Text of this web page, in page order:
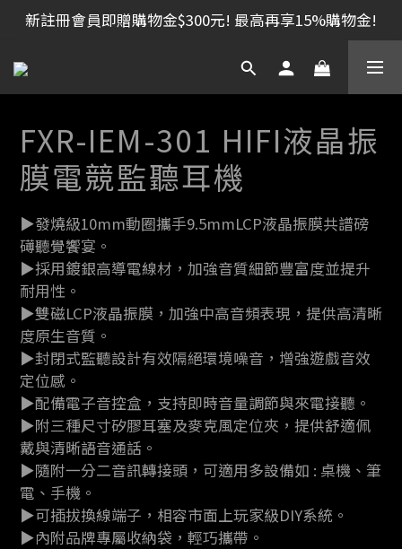
新註冊會員即贈購物金$300元! 最高再享15%購物金!
FXR-IEM-301 HIFI液晶振
膜電競監聽耳機
▶發燒級10mm動圈攜手9.5mmLCP液晶振膜共譜磅
礡聽覺饗宴。
▶採用鍍銀高導電線材，加強音質細節豐富度並提升
耐用性。
▶雙磁LCP液晶振膜，加強中高音頻表現，提供高清晰
度原生音質。
▶封閉式監聽設計有效隔絕環境噪音，增強遊戲音效
定位感。
▶配備電子音控盒，支持即時音量調節與來電接聽。
▶附三種尺寸矽膠耳塞及麥克風定位夾，提供舒適佩
戴與清晰語音通話。
▶隨附一分二音訊轉接頭，可適用多設備如 : 桌機、筆
電、手機。
▶可插拔換線端子，相容市面上玩家級DIY系統。
▶內附品牌專屬收納袋，輕巧攜帶。